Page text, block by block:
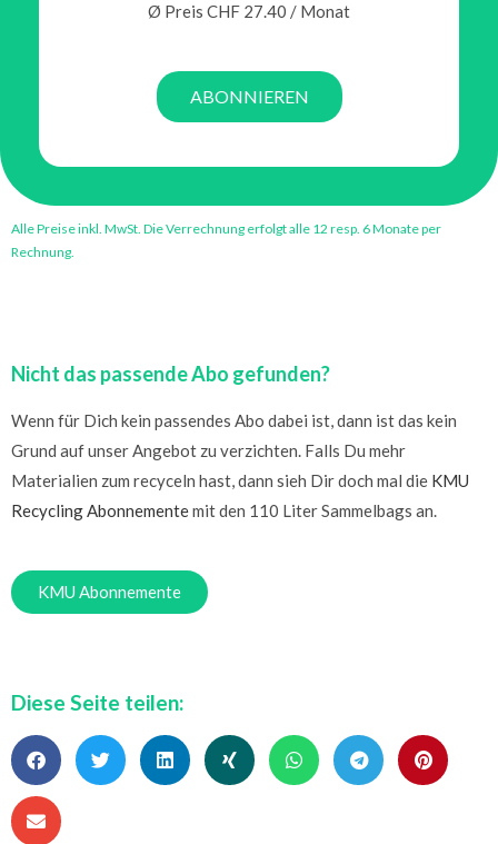
Ø Preis CHF 27.40 / Monat
ABONNIEREN
Alle Preise inkl. MwSt. Die Verrechnung erfolgt alle 12 resp. 6 Monate per
Rechnung.
Nicht das passende Abo gefunden?
Wenn für Dich kein passendes Abo dabei ist, dann ist das kein
Grund auf unser Angebot zu verzichten. Falls Du mehr
Materialien zum recyceln hast, dann sieh Dir doch mal die KMU
Recycling Abonnementemit den 110 Liter Sammelbags an.
KMU Abonnemente
Diese Seite teilen: